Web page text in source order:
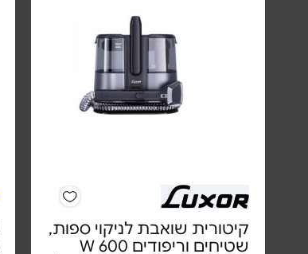
קיטורית שואבת לניקוי ספות,
שטיחים וריפודים 600 W